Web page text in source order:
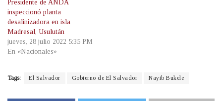
Presidente de ANDA
inspeccionó planta
desalinizadora en isla
Madresal, Usulután
jueves, 28 julio 2022 5:35 PM
En «Nacionales»
Tags: El Salvador Gobierno de El Salvador Nayib Bukele